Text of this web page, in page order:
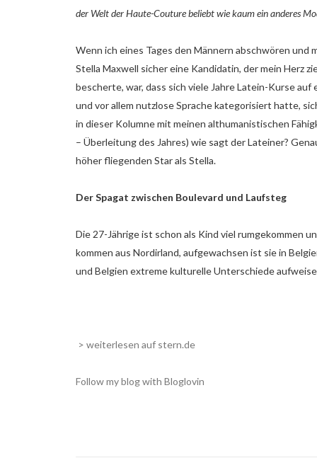
der Welt der Haute-Couture beliebt wie kaum ein anderes
Wenn ich eines Tages den Männern abschwören und
Stella Maxwell sicher eine Kandidatin, der mein Herz
bescherte, war, dass sich viele Jahre Latein-Kurse
und vor allem nutzlose Sprache kategorisiert hatte,
in dieser Kolumne mit meinen althumanistischen
– Überleitung des Jahres) wie sagt der Lateiner?
höher fliegenden Star als Stella.
Der Spagat zwischen Boulevard und Laufsteg
Die 27-Jährige ist schon als Kind viel rumgekommen
kommen aus Nordirland, aufgewachsen ist sie in
und Belgien extreme kulturelle Unterschiede
> weiterlesen auf stern.de
Follow my blog with Bloglovin